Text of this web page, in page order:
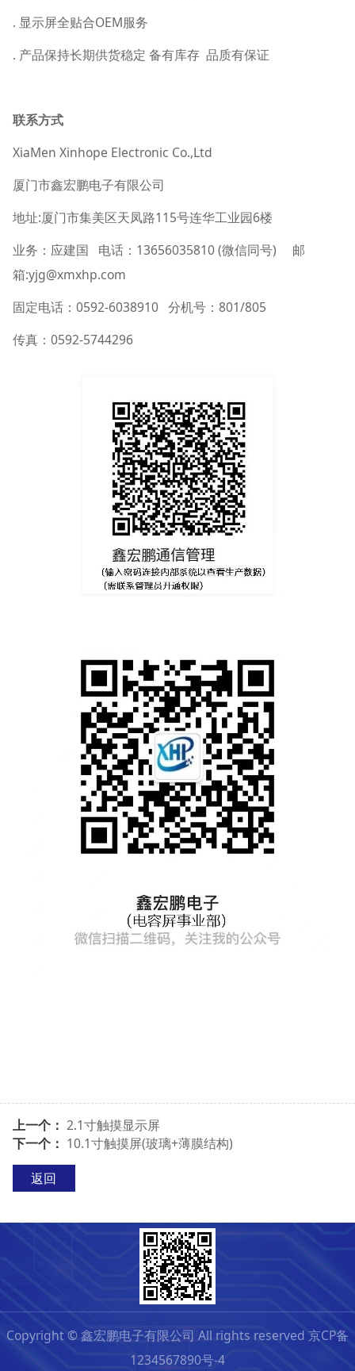
. 显示屏全贴合OEM服务
. 产品保持长期供货稳定 备有库存 品质有保证
联系方式
XiaMen Xinhope Electronic Co.,Ltd
厦门市鑫宏鹏电子有限公司
地址:厦门市集美区天凤路115号连华工业园6楼
业务：应建国 电话：13656035810 (微信同号) 邮
箱:yjg@xmxhp.com
固定电话：0592-6038910 分机号：801/805
传真：0592-5744296
上一个： 2.1寸触摸显示屏
下一个： 10.1寸触摸屏(玻璃+薄膜结构)
返回
Copyright © 鑫宏鹏电子有限公司 All rights reserved 京CP备
1234567890号-4